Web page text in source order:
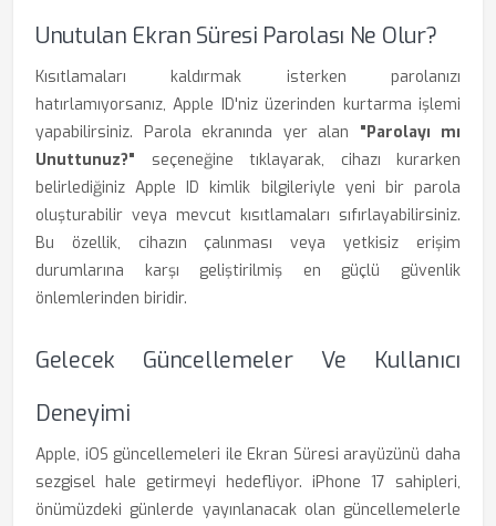
Unutulan Ekran Süresi Parolası Ne Olur?
Kısıtlamaları kaldırmak isterken parolanızı
hatırlamıyorsanız, Apple ID'niz üzerinden kurtarma işlemi
yapabilirsiniz. Parola ekranında yer alan "Parolayı mı
Unuttunuz?" seçeneğine tıklayarak, cihazı kurarken
belirlediğiniz Apple ID kimlik bilgileriyle yeni bir parola
oluşturabilir veya mevcut kısıtlamaları sıfırlayabilirsiniz.
Bu özellik, cihazın çalınması veya yetkisiz erişim
durumlarına karşı geliştirilmiş en güçlü güvenlik
önlemlerinden biridir.
Gelecek Güncellemeler Ve Kullanıcı
Deneyimi
Apple, iOS güncellemeleri ile Ekran Süresi arayüzünü daha
sezgisel hale getirmeyi hedefliyor. iPhone 17 sahipleri,
önümüzdeki günlerde yayınlanacak olan güncellemelerle